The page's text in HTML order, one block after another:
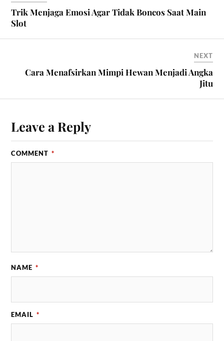
Trik Menjaga Emosi Agar Tidak Boncos Saat Main
Slot
NEXT
Cara Menafsirkan Mimpi Hewan Menjadi Angka
Jitu
Leave a Reply
COMMENT *
NAME *
EMAIL *